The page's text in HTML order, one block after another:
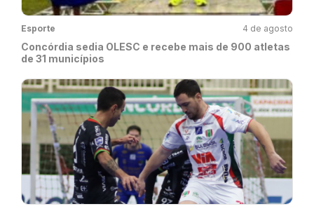
Esporte 4 de agosto
Concórdia sedia OLESC e recebe mais de 900 atletas
de 31 municípios